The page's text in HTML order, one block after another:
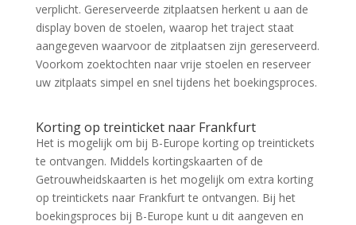
verplicht. Gereserveerde zitplaatsen herkent u aan de
display boven de stoelen, waarop het traject staat
aangegeven waarvoor de zitplaatsen zijn gereserveerd.
Voorkom zoektochten naar vrije stoelen en reserveer
uw zitplaats simpel en snel tijdens het boekingsproces.
Korting op treinticket naar Frankfurt
Het is mogelijk om bij B-Europe korting op treintickets
te ontvangen. Middels kortingskaarten of de
Getrouwheidskaarten is het mogelijk om extra korting
op treintickets naar Frankfurt te ontvangen. Bij het
boekingsproces bij B-Europe kunt u dit aangeven en